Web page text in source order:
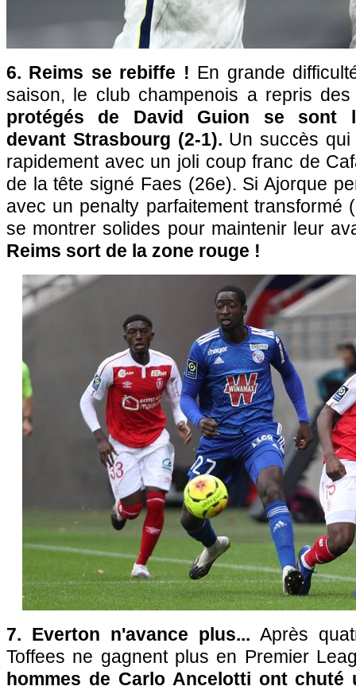
6. Reims se rebiffe ! En grande
saison, le club champenois a repris
protégés de David Guion se sont
devant Strasbourg (2-1). Un succès
rapidement avec un joli coup franc de
de la tête signé Faes (26e). Si Ajorque
avec un penalty parfaitement transformé
se montrer solides pour maintenir leur
Reims sort de la zone rouge !
7. Everton n'avance plus... Après
Toffees ne gagnent plus en Premier
hommes de Carlo Ancelotti ont chuté